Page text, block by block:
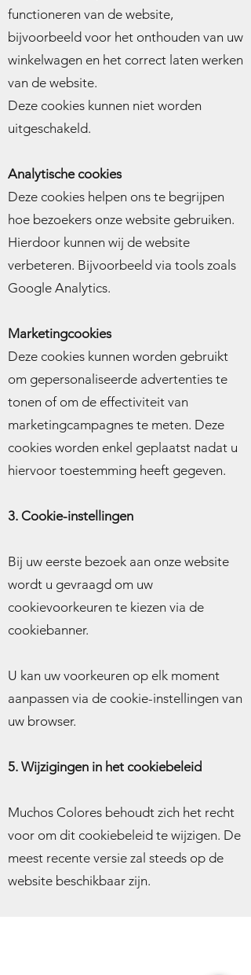
functioneren van de website,
bijvoorbeeld voor het onthouden van uw
winkelwagen en het correct laten werken
van de website.
Deze cookies kunnen niet worden
uitgeschakeld.
Analytische cookies
Deze cookies helpen ons te begrijpen
hoe bezoekers onze website gebruiken.
Hierdoor kunnen wij de website
verbeteren. Bijvoorbeeld via tools zoals
Google Analytics.
Marketingcookies
Deze cookies kunnen worden gebruikt
om gepersonaliseerde advertenties te
tonen of om de effectiviteit van
marketingcampagnes te meten. Deze
cookies worden enkel geplaatst nadat u
hiervoor toestemming heeft gegeven.
3. Cookie-instellingen
Bij uw eerste bezoek aan onze website
wordt u gevraagd om uw
cookievoorkeuren te kiezen via de
cookiebanner.
U kan uw voorkeuren op elk moment
aanpassen via de cookie-instellingen van
uw browser.
5. Wijzigingen in het cookiebeleid
Muchos Colores behoudt zich het recht
voor om dit cookiebeleid te wijzigen. De
meest recente versie zal steeds op de
website beschikbaar zijn.